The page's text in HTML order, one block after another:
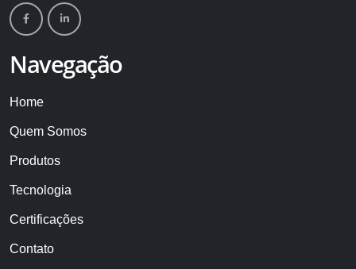
Navegação
Home
Quem Somos
Produtos
Tecnologia
Certificações
Contato